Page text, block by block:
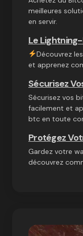
meilleures
en servir.
Le
Découvrez
et apprenez
Sécurisez
Sécurisez vos
facilement et
btc en toute
Protégez
Gardez votre
découvrez